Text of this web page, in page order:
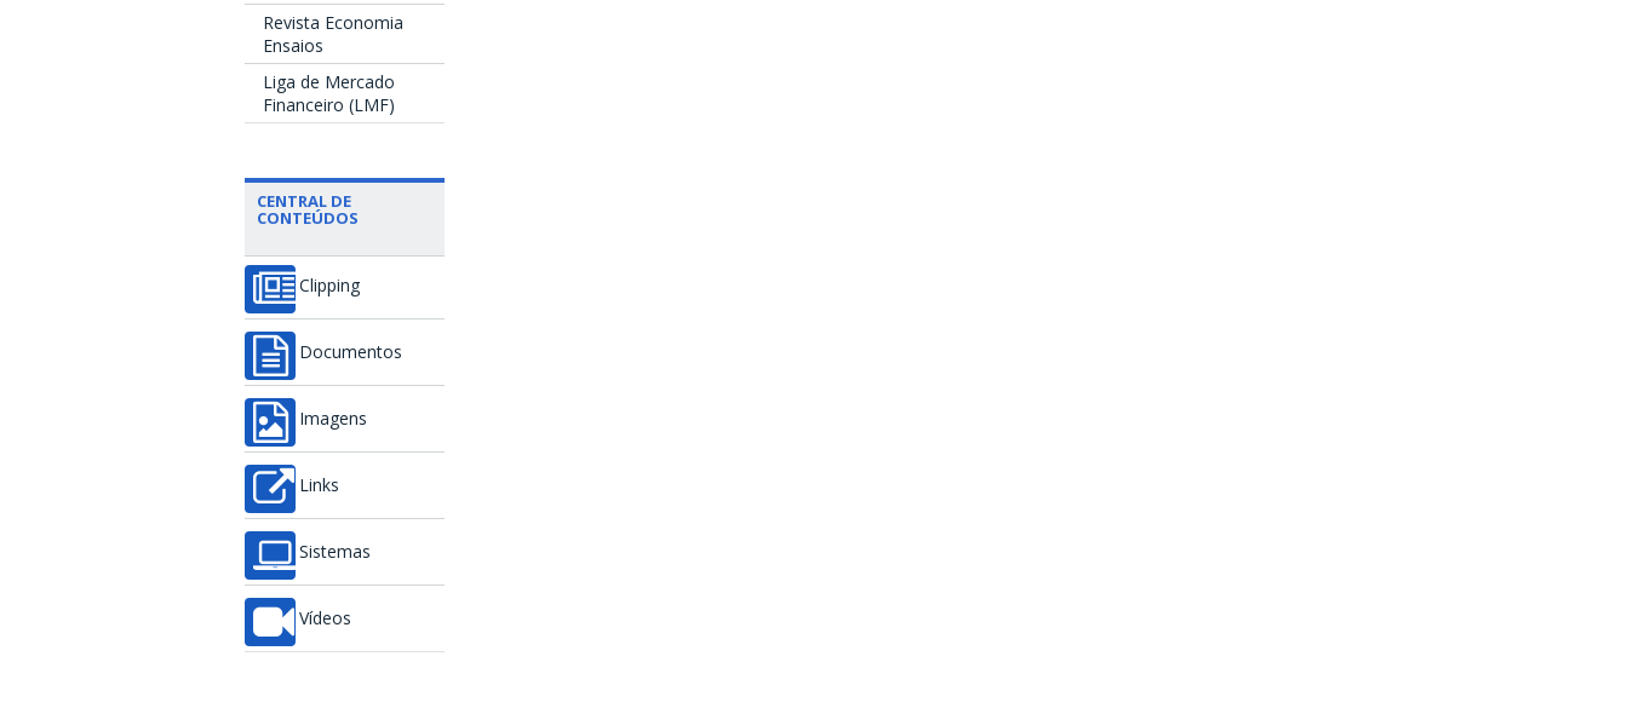
Revista Economia
Ensaios
Liga de Mercado
Financeiro (LMF)
CENTRAL DE
CONTEÚDOS
Clipping
Documentos
Imagens
Links
Sistemas
Vídeos